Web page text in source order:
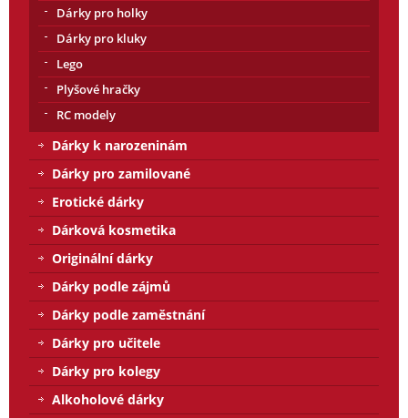
Dárky pro holky
Dárky pro kluky
Lego
Plyšové hračky
RC modely
Dárky k narozeninám
Dárky pro zamilované
Erotické dárky
Dárková kosmetika
Originální dárky
Dárky podle zájmů
Dárky podle zaměstnání
Dárky pro učitele
Dárky pro kolegy
Alkoholové dárky